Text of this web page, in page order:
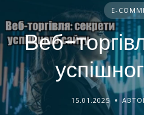
E-
Веб-
15.01.2025